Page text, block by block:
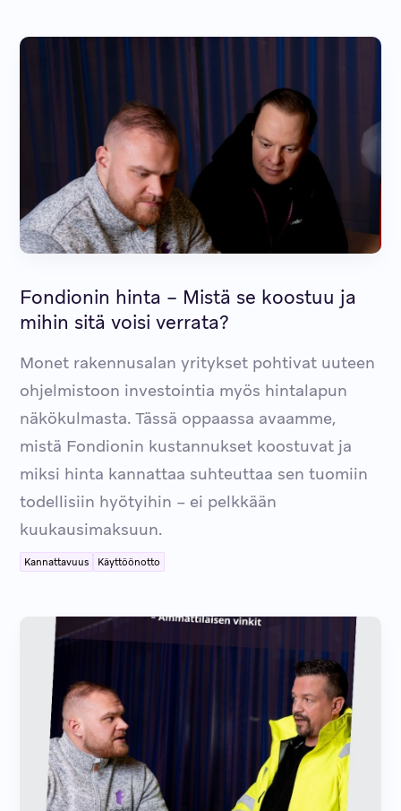
Fondionin hinta – Mistä se koostuu ja
mihin sitä voisi verrata?
Monet rakennusalan yritykset pohtivat uuteen
ohjelmistoon investointia myös hintalapun
näkökulmasta. Tässä oppaassa avaamme,
mistä Fondionin kustannukset koostuvat ja
miksi hinta kannattaa suhteuttaa sen tuomiin
todellisiin hyötyihin – ei pelkkään
kuukausimaksuun.
Kannattavuus Käyttöönotto